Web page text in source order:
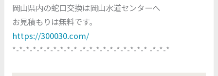
岡山県内の蛇口交換は岡山水道センターへ
お見積もりは無料です。
https://300030.com/
*-*-*-*-*-*-*-*-*-* -*-*-*-*-*-*-*-*-*-* -*-*-*